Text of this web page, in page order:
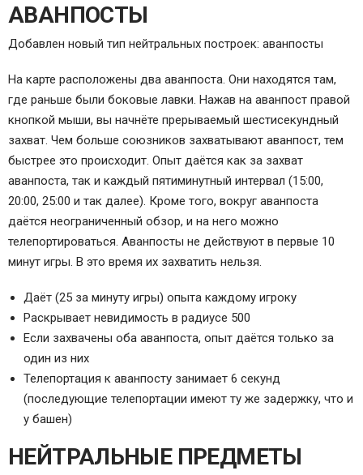
АВАНПОСТЫ
Добавлен новый тип нейтральных построек: аванпосты
На карте расположены два аванпоста. Они находятся там,
где раньше были боковые лавки. Нажав на аванпост правой
кнопкой мыши, вы начнёте прерываемый шестисекундный
захват. Чем больше союзников захватывают аванпост, тем
быстрее это происходит. Опыт даётся как за захват
аванпоста, так и каждый пятиминутный интервал (15:00,
20:00, 25:00 и так далее). Кроме того, вокруг аванпоста
даётся неограниченный обзор, и на него можно
телепортироваться. Аванпосты не действуют в первые 10
минут игры. В это время их захватить нельзя.
Даёт (25 за минуту игры) опыта каждому игроку
Раскрывает невидимость в радиусе 500
Если захвачены оба аванпоста, опыт даётся только за
один из них
Телепортация к аванпосту занимает 6 секунд
(последующие телепортации имеют ту же задержку, что и
у башен)
НЕЙТРАЛЬНЫЕ ПРЕДМЕТЫ